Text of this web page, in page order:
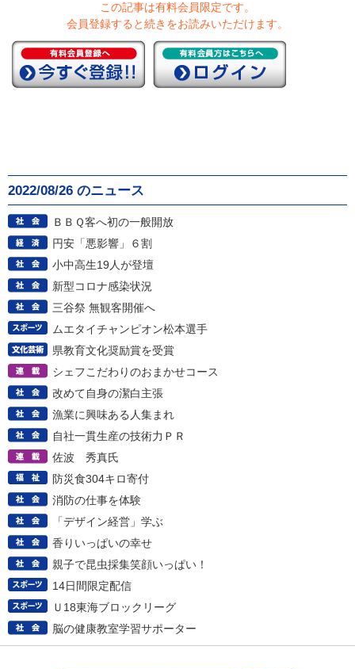
この記事は有料会員限定です。
会員登録すると続きをお読みいただけます。
2022/08/26 のニュース
ＢＢＱ客へ初の一般開放
円安「悪影響」６割
小中高生19人が登壇
新型コロナ感染状況
三谷祭 無観客開催へ
ムエタイチャンピオン松本選手
県教育文化奨励賞を受賞
シェフこだわりのおまかせコース
改めて自身の潔白主張
漁業に興味ある人集まれ
自社一貫生産の技術力ＰＲ
佐波 秀真氏
防災食304キロ寄付
消防の仕事を体験
「デザイン経営」学ぶ
香りいっぱいの幸せ
親子で昆虫採集笑顔いっぱい！
14日間限定配信
Ｕ18東海ブロックリーグ
脳の健康教室学習サポーター